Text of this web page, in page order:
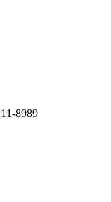
8989